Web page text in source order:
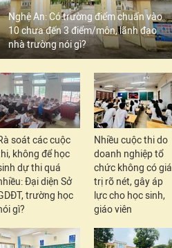
Nghệ An: Có trường điểm chuẩn vào
10 chưa đến 3 điểm/môn, lãnh đạo
nhà trường nói gì?
soát các cuộc
không để học
dự thi quá
Đại diện Sở
trường học
gì?
Nhiều cuộc thi do
doanh nghiệp tổ
chức không có giá
trị rõ nét, gây áp
lực cho học sinh,
giáo viên